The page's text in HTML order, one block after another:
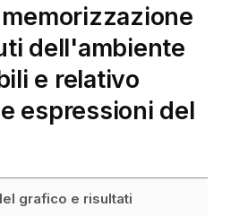
dell'ambiente
e relativo
espressioni del
grafico e risultati